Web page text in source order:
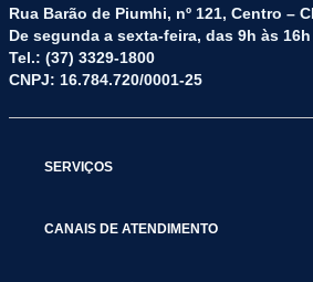
Rua Barão de Piumhi, nº 121, Centro –
De segunda a sexta-feira, das 9h às 16h
Tel.: (37) 3329-1800
CNPJ: 16.784.720/0001-25
SERVIÇOS
CANAIS DE ATENDIMENTO